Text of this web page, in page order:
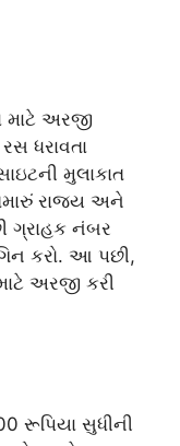
માટે અરજી
ધરાવતા
મુલાકાત
રાજ્ય અને
ગ્રાહક નંબર
કરો. આ પછી,
અરજી કરી
રૂપિયા સુધીની